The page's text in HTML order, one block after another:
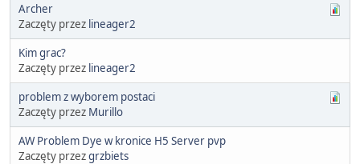
Archer
Zaczęty przez lineager2
Kim grac?
Zaczęty przez lineager2
problem z wyborem postaci
Zaczęty przez Murillo
AW Problem Dye w kronice H5 Server pvp
Zaczęty przezgrzbiets